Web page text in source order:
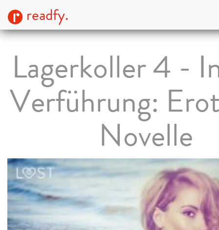
readfy.
Lagerkoller 4 -
Verführung:
Novelle